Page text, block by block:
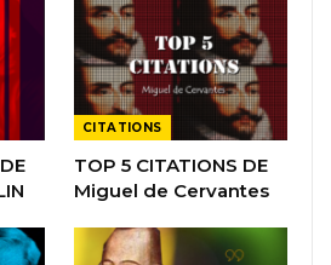
CITATIONS
TOP 5 CITATIONS DE
Miguel de Cervantes